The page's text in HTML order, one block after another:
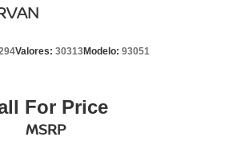
Valores: 30313Modelo: 93051
For Price
MSRP